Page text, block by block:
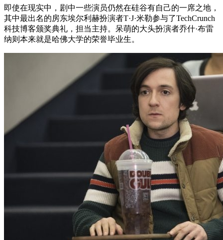
即使在现实中，剧中一些演员仍然在硅谷有自己的一席之地，
其中最出名的房东埃尔利赫扮演者T·J·米勒参与了TechCrunch
科技博客颁奖典礼，担当主持。呆萌的大头扮演者乔什·布雷
纳则本来就是哈佛大学的荣誉毕业生。